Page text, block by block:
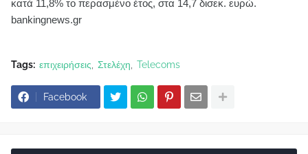
κατά 11,8% το περασμένο έτος, στα 14,7 δισεκ. ευρώ.
bankingnews.gr
Tags: επιχειρήσεις Στελέχη Telecoms
Facebook